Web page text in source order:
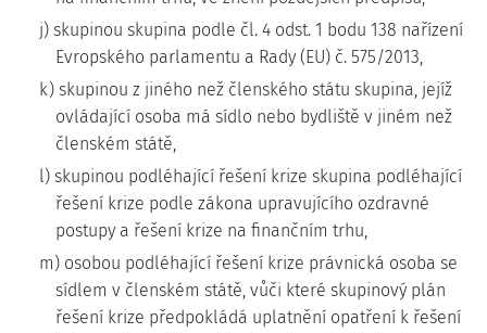
j) skupinou skupina podle čl. 4 odst. 1 bodu 138 nařízení
Evropského parlamentu a Rady (EU) č. 575/2013,
k) skupinou z jiného než členského státu skupina, jejíž
ovládající osoba má sídlo nebo bydliště v jiném než
členském státě,
l) skupinou podléhající řešení krize skupina podléhající
řešení krize podle zákona upravujícího ozdravné
postupy a řešení krize na finančním trhu,
m) osobou podléhající řešení krize právnická osoba se
sídlem v členském státě, vůči které skupinový plán
řešení krize předpokládá uplatnění opatření k řešení